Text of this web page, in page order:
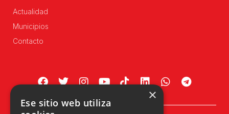
Actualidad
Municipios
Contacto
×
Ese sitio web utiliza